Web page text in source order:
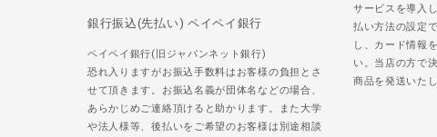
サービスを導入
払い方法の設定
し、カード情報
い。当店の方で
商品を発送いた
銀行振込(先払い) ペイペイ銀行
ペイペイ銀行(旧ジャパンネット銀行)
恐れ入りますがお振込手数料はお客様の負担とさ
せて頂きます。お振込名義が団体名などの場合、
あらかじめご連絡頂けると助かります。また大学
や法人様等、後払いをご希望のお客様は別途相談